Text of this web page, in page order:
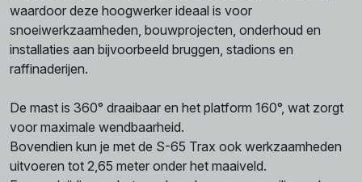
waardoor deze hoogwerker ideaal is voor
snoeiwerkzaamheden, bouwprojecten, onderhoud en
installaties aan bijvoorbeeld bruggen, stadions en
raffinaderijen.
De mast is 360° draaibaar en het platform 160°, wat zorgt
voor maximale wendbaarheid.
Bovendien kun je met de S-65 Trax ook werkzaamheden
uitvoeren tot 2,65 meter onder het maaiveld.